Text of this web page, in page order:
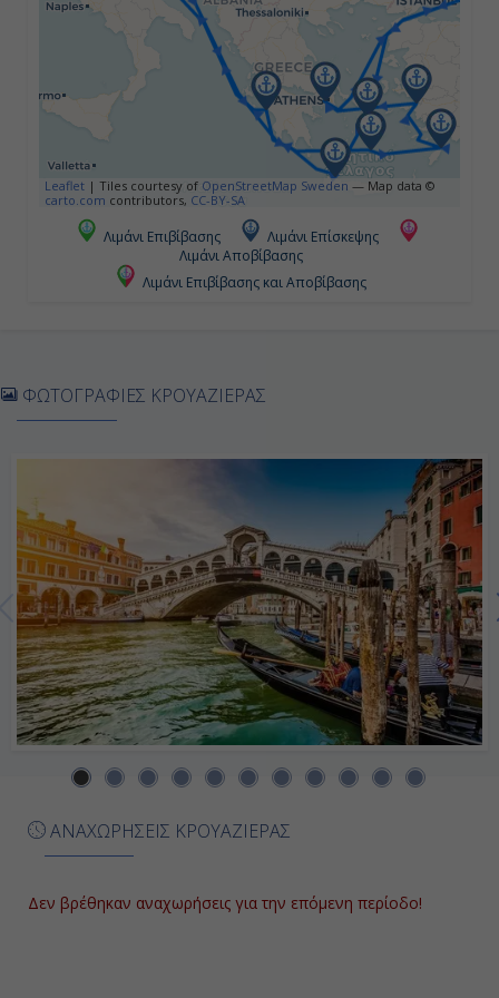
-
Ημέρα 5η
Σαντορίνη, Ελλάδα
08:00
18:00
Ημέρα 7η
Κουσάντασι (Αρχ. Έφεσος), Τουρκία
07:00
19:00
Ημέρα 8η
17:00
Leaflet | Tiles courtesy of OpenStreetMap Sweden — Map data ©
carto.com contributors, CC-BY-SA
Λιμάνι Επιβίβασης
Λιμάνι Επίσκεψης
Λιμάνι Αποβίβασης
Λιμάνι Επιβίβασης και Αποβίβασης
ΑΝΑΧΩΡΗΣΕΙΣ ΚΡΟΥΑΖΙΕΡΑΣ
Δεν βρέθηκαν αναχωρήσεις για την επόμενη περίοδο!
ΦΩΤΟΓΡΑΦΙΕΣ ΚΡΟΥΑΖΙΕΡΑΣ